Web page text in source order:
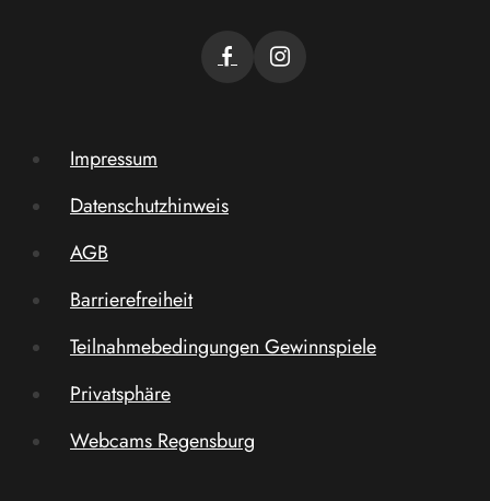
Impressum
Datenschutzhinweis
AGB
Barrierefreiheit
Teilnahmebedingungen Gewinnspiele
Privatsphäre
Webcams Regensburg